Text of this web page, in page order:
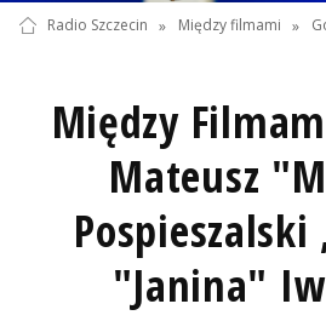
Radio Szczecin » Między filmami »
Między
Mateusz
Pospieszalski
"Janina"